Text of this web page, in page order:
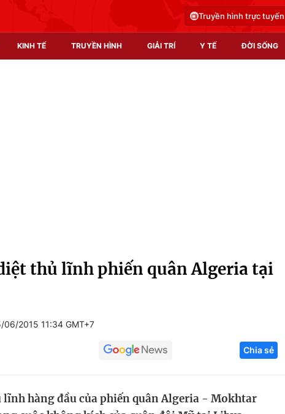
Truyền hình trực tuyến
KINH TẾ TRUYỀN HÌNH GIẢI TRÍ Y TẾ ĐỜI SỐNG
Infographic
Tuyển sinh
Hitech Công
Thị trường
thủ lĩnh phiến quân Algeria tại
06/2015 11:34 GMT+7
Chia sẻ
hàng đầu của phiến quân Algeria - Mokhtar